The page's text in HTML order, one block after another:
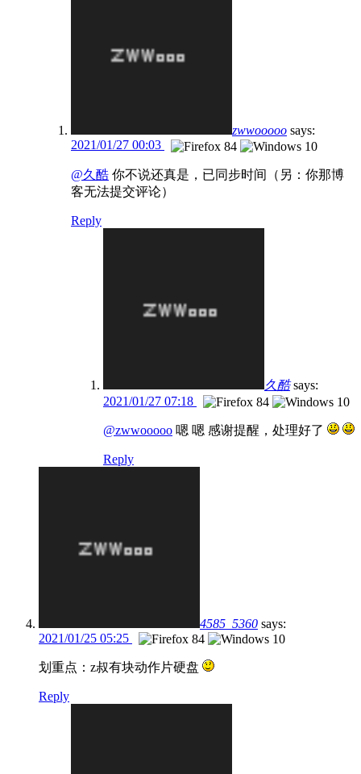
zwwooooo says:
2021/01/27 00:03
@久酷 你不说还真是，已同步时间（另：你那博
客无法提交评论）
Reply
久酷 says:
2021/01/27 07:18
@zwwooooo 嗯 嗯 感谢提醒，处理好了
Reply
4585_5360 says:
2021/01/25 05:25
划重点：z叔有块动作片硬盘
Reply